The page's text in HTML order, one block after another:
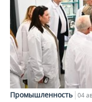
Промышленность 04